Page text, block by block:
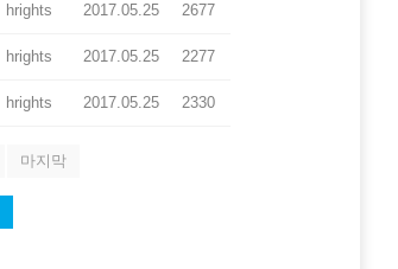
hrights 2017.05.25 2677
hrights 2017.05.25 2277
hrights 2017.05.25 2330
마지막